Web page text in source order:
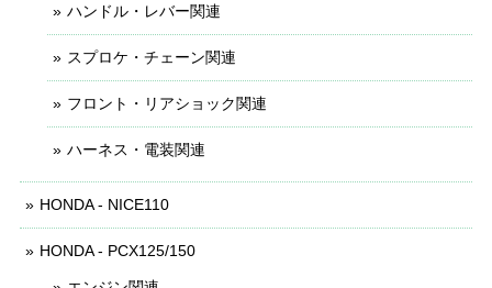
ハンドル・レバー関連
スプロケ・チェーン関連
フロント・リアショック関連
ハーネス・電装関連
HONDA - NICE110
HONDA - PCX125/150